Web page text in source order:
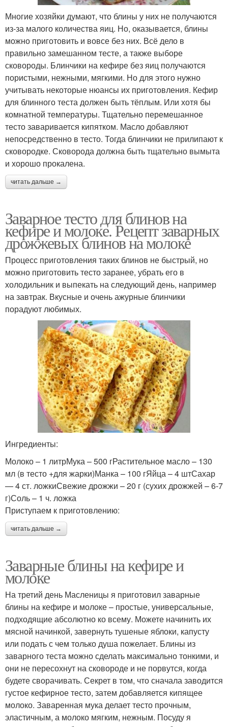
Многие хозяйки думают, что блины у них не получаются
из-за малого количества яиц. Но, оказывается, блины
можно приготовить и вовсе без них. Всё дело в
правильно замешанном тесте, а также выборе
сковороды. Блинчики на кефире без яиц получаются
пористыми, нежными, мягкими. Но для этого нужно
учитывать некоторые нюансы их приготовления. Кефир
для блинного теста должен быть тёплым. Или хотя бы
комнатной температуры. Тщательно перемешанное
тесто заваривается кипятком. Масло добавляют
непосредственно в тесто. Тогда блинчики не прилипают к
сковородке. Сковорода должна быть тщательно вымыта
и хорошо прокалена.
читать дальше →
Заварное тесто для блинов на
кефире и молоке. Рецепт заварных
дрожжевых блинов на молоке
Процесс приготовления таких блинов не быстрый, но
можно приготовить тесто заранее, убрать его в
холодильник и выпекать на следующий день, например
на завтрак. Вкусные и очень ажурные блинчики
порадуют любимых.
Ингредиенты:
Молоко – 1 литрМука – 500 гРастительное масло – 130
мл (в тесто +для жарки)Манка – 100 гЯйца – 4 штСахар
— 4 ст. ложкиСвежие дрожжи – 20 г (сухих дрожжей – 6-7
г)Соль – 1 ч. ложка
Приступаем к приготовлению:
читать дальше →
Заварные блины на кефире и
молоке
На третий день Масленицы я приготовил заварные
блины на кефире и молоке – простые, универсальные,
подходящие абсолютно ко всему. Можете начинить их
мясной начинкой, завернуть тушеные яблоки, капусту
или подать с чем только душа пожелает. Блины из
заварного теста можно сделать максимально тонкими, и
они не пересохнут на сковороде и не порвутся, когда
будете сворачивать. Секрет в том, что сначала заводится
густое кефирное тесто, затем добавляется кипящее
молоко. Заваренная мука делает тесто прочным,
эластичным, а молоко мягким, нежным. Посуду я